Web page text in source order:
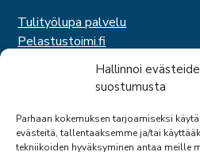
Hallinnoi
suostumusta
Parhaan kokemuksen tarjoamiseksi
evästeitä, tallentaaksemme ja/tai
tekniikoiden hyväksyminen antaa meille
Tulityölupa palvelu
Pelastustoimi.fi
Hätäkeskuslaitos
Palosuojelurahasto
Suomen Pelastusalan
SPEK